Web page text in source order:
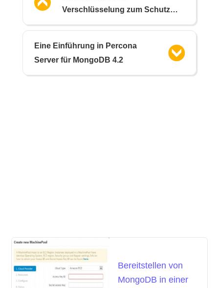
Verschlüsselung zum Schutz
Ihrer MongoDB-Daten
Eine Einführung in Percona
Server für MongoDB 4.2
Bereitstellen von
MongoDB in einer